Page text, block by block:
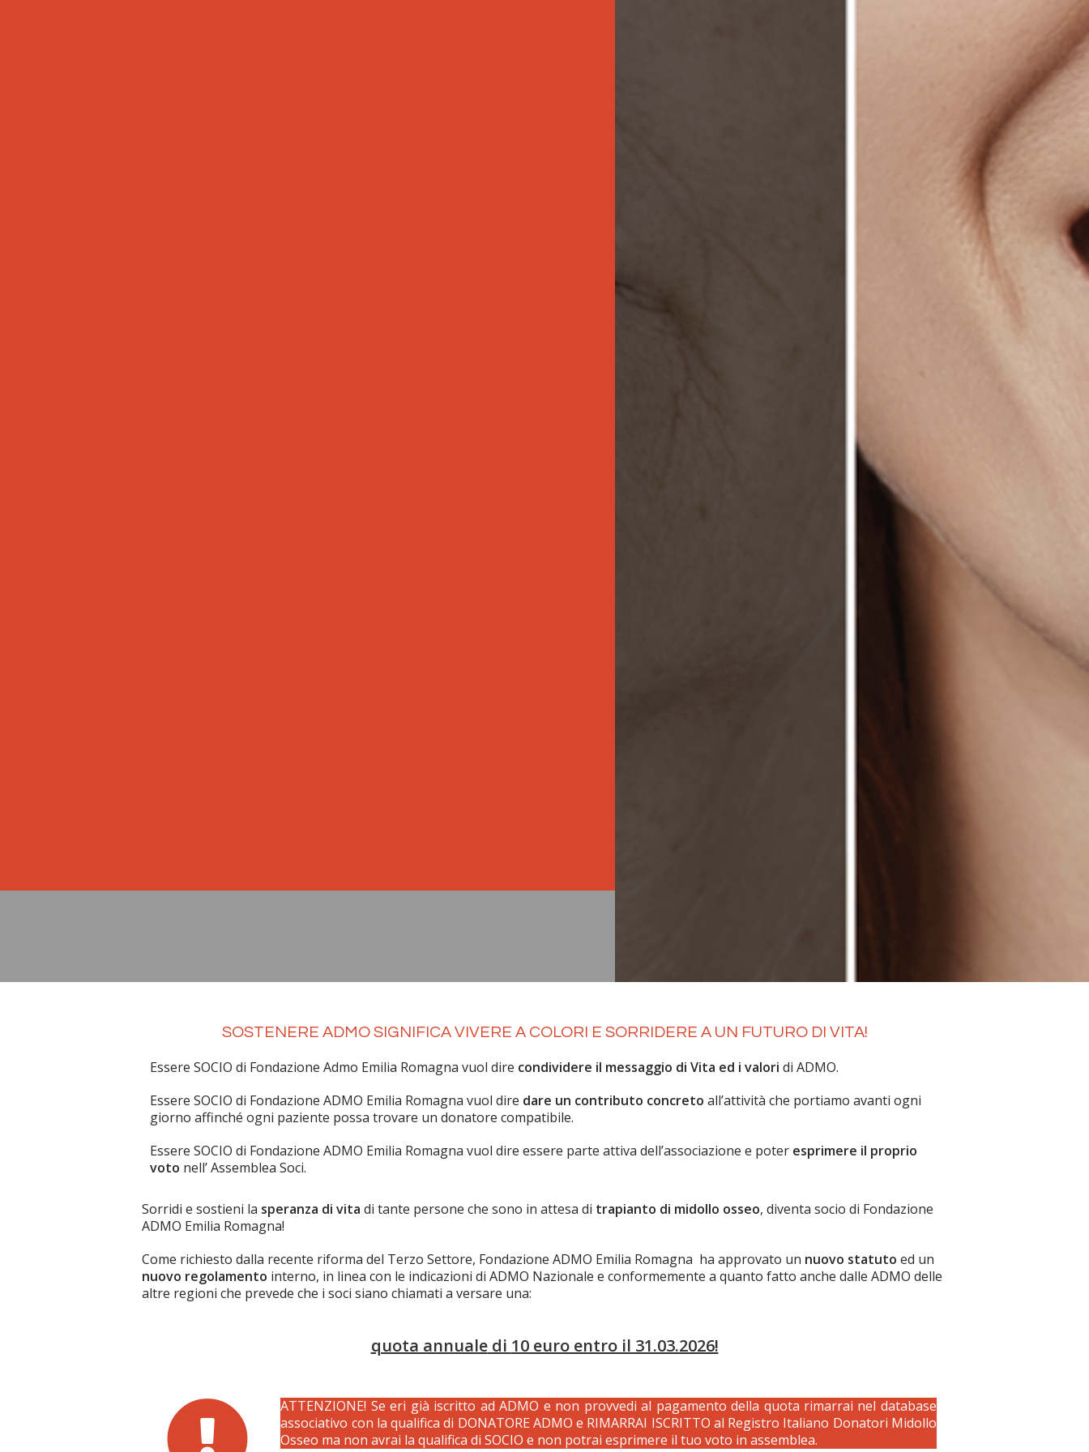
SOSTENERE ADMO SIGNIFICA VIVERE A COLORI E SORRIDERE A UN FUTURO DI VITA!
Essere SOCIO di Fondazione Admo Emilia Romagna vuol dire condividere il messaggio di Vita ed i valori di ADMO.
Essere SOCIO di Fondazione ADMO Emilia Romagna vuol dire dare un contributo concreto all’attività che portiamo avanti ogni
giorno affinché ogni paziente possa trovare un donatore compatibile.
Essere SOCIO di Fondazione ADMO Emilia Romagna vuol dire essere parte attiva dell’associazione e poter esprimere il proprio
voto nell’ Assemblea Soci.
Sorridi e sostieni la speranza di vita di tante persone che sono in attesa di trapianto di midollo osseo, diventa socio di Fondazione
ADMO Emilia Romagna!
Come richiesto dalla recente riforma del Terzo Settore, Fondazione ADMO Emilia Romagna ha approvato un nuovo statuto ed un
nuovo regolamento interno, in linea con le indicazioni di ADMO Nazionale e conformemente a quanto fatto anche dalle ADMO delle
altre regioni che prevede che i soci siano chiamati a versare una:
quota annualedi 10 euro entro il 31.03.2026!
ATTENZIONE! Se eri già iscritto ad ADMO e non provvedi al pagamento della quota rimarrai nel database
associativo con la qualifica di DONATORE ADMO e RIMARRAI ISCRITTO al Registro Italiano Donatori Midollo
Osseo ma non avrai la qualifica di SOCIO e non potrai esprimere il tuo voto in assemblea.